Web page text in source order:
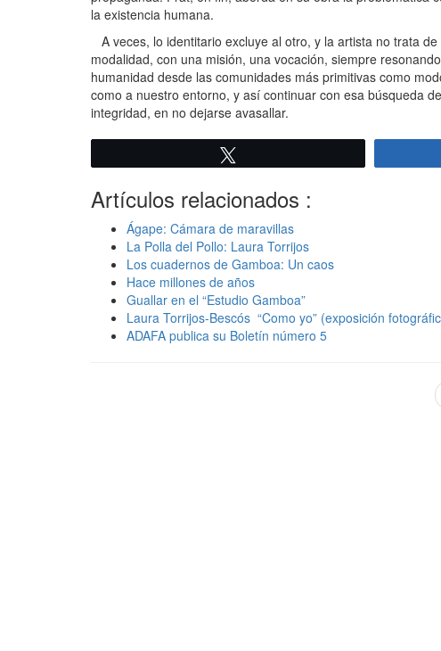
la existencia humana.
A veces, lo identitario excluye al otro, y la artista no trata
modalidad, con una misión, una vocación, siempre
humanidad desde las comunidades más primitivas como
como a nuestro entorno, y así continuar con esa búsqueda
integridad, en no dejarse avasallar.
Artículos relacionados :
Ágape: Cámara de maravillas
La Polla del Pollo: Laura Torrijos
Los cuadernos de Gamboa: Un caos
Hace millones de años
Guallar en el “Estudio Gamboa”
Laura Torrijos-Bescós “Como yo” (exposición
ADAFA publica su Boletín número 5